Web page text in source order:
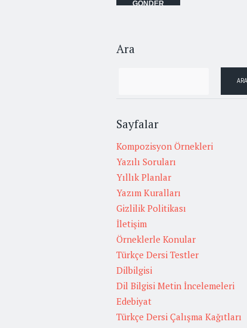
Ara
Sayfalar
Kompozisyon Örnekleri
Yazılı Soruları
Yıllık Planlar
Yazım Kuralları
Gizlilik Politikası
İletişim
Örneklerle Konular
Türkçe Dersi Testler
Dilbilgisi
Dil Bilgisi Metin İncelemeleri
Edebiyat
Türkçe Dersi Çalışma Kağıtları